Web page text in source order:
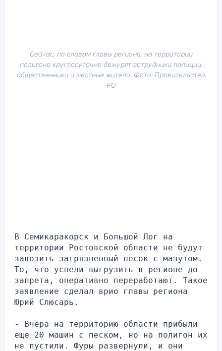
Сейчас, по словам главы региона, на территории
полигона круглосуточно дежурят сотрудники полиции,
общественники и местные жители. Фото: Правительство
РО
В Семикаракорск и Большой Лог на
территории Ростовской области не будут
завозить загрязненный песок с мазутом.
То, что успели выгрузить в регионе до
запрета, оперативно переработают. Такое
заявление сделал врио главы региона
Юрий Слюсарь.
- Вчера на территорию области прибыли
еще 20 машин с песком, но на полигон их
не пустили. Фуры развернули, и они